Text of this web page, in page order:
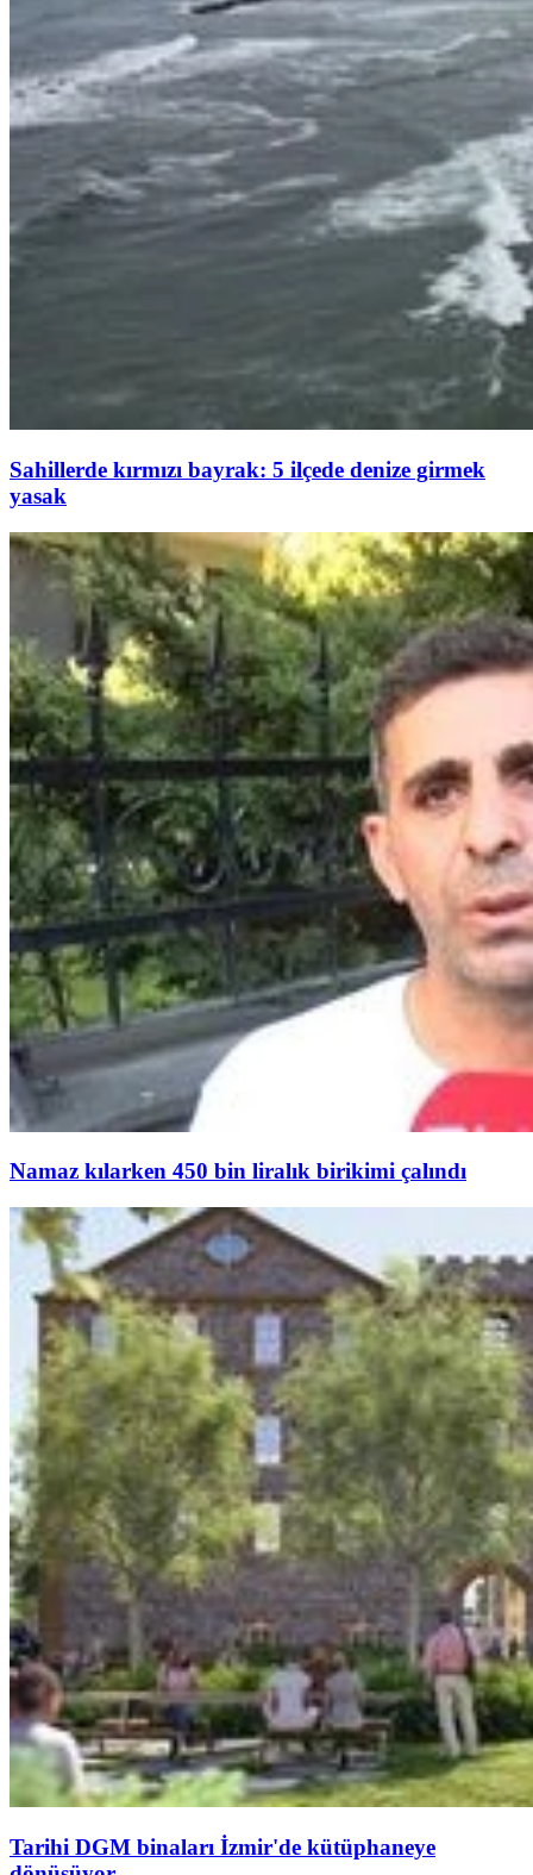
Sahillerde kırmızı bayrak: 5 ilçede denize girmek
yasak
Namaz kılarken 450 bin liralık birikimi çalındı
Tarihi DGM binaları İzmir'de kütüphaneye